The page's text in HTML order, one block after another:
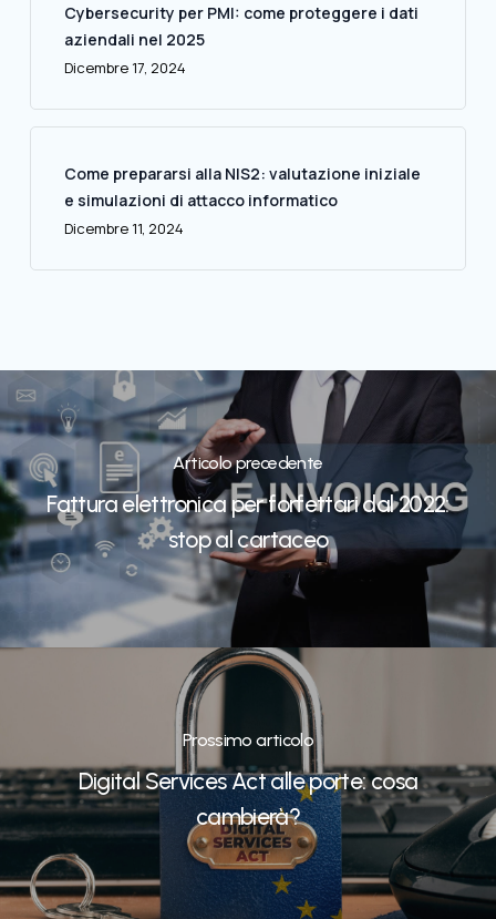
Cybersecurity per PMI: come proteggere i dati
aziendali nel 2025
Dicembre 17, 2024
Come prepararsi alla NIS2: valutazione iniziale
e simulazioni di attacco informatico
Dicembre 11, 2024
Articolo precedente
Fattura elettronica per forfettari dal 2022:
stop al cartaceo
Prossimo articolo
Digital Services Act alle porte: cosa
cambierà?